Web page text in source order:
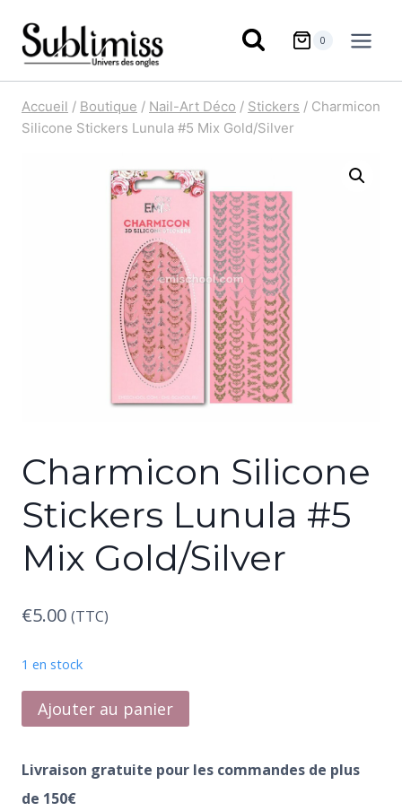
contenu
0
Accueil / Boutique / Nail-Art Déco / Stickers / Charmicon
Silicone Stickers Lunula #5 Mix Gold/Silver
Charmicon Silicone
Stickers Lunula #5
Mix Gold/Silver
€5.00 (TTC)
1 en stock
quantité
de
Charmicon
Silicone
Ajouter au panier
Livraison gratuite pour les commandes de plus
de 150€